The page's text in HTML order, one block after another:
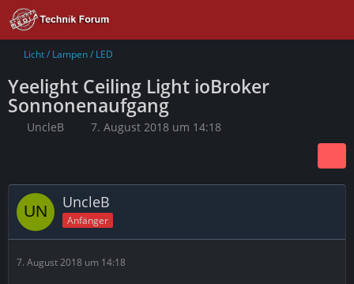
Licht / Lampen / LED
Yeelight Ceiling Light ioBroker
Sonnonenaufgang
UncleB 7. August 2018 um 14:18
UncleB
Anfänger
7. August 2018 um 14:18